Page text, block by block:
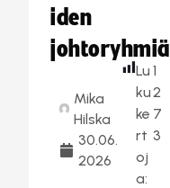
iden
johtoryhmiä
Mika
Hilska
30.06.
2026
Lu
ku
ke
rt
oj
a:
1
2
7
3